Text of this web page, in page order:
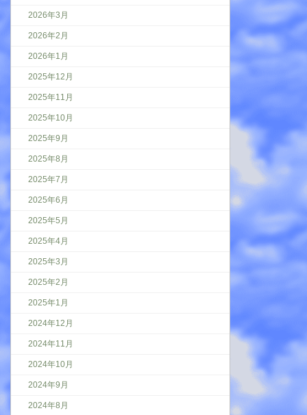
2026年3月
2026年2月
2026年1月
2025年12月
2025年11月
2025年10月
2025年9月
2025年8月
2025年7月
2025年6月
2025年5月
2025年4月
2025年3月
2025年2月
2025年1月
2024年12月
2024年11月
2024年10月
2024年9月
2024年8月